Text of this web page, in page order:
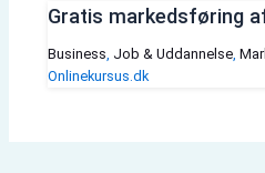
Gratis markedsføring
Business Job & Uddannelse,
Onlinekursus.dk